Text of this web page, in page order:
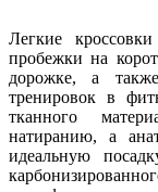
Легкие
пробежки на
дорожке, а
тренировок в
тканного
натиранию, а
идеальную